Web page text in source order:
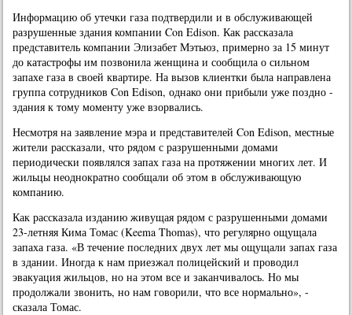
Информацию об утечки газа подтвердили и в обслуживающей
разрушенные здания компании Con Edison. Как рассказала
представитель компании Элизабет Мэтьюз, примерно за 15 минут
до катастрофы им позвонила женщина и сообщила о сильном
запахе газа в своей квартире. На вызов клиентки была направлена
группа сотрудников Con Edison, однако они прибыли уже поздно -
здания к тому моменту уже взорвались.
Несмотря на заявление мэра и представителей Con Edison, местные
жители рассказали, что рядом с разрушенными домами
периодически появлялся запах газа на протяжении многих лет. И
жильцы неоднократно сообщали об этом в обслуживающую
компанию.
Как рассказала изданию живущая рядом с разрушенными домами
23-летняя Кима Томас (Keema Thomas), что регулярно ощущала
запаха газа. «В течение последних двух лет мы ощущали запах газа
в здании. Иногда к нам приезжал полицейский и проводил
эвакуация жильцов, но на этом все и заканчивалось. Но мы
продолжали звонить, но нам говорили, что все нормально», -
сказала Томас.